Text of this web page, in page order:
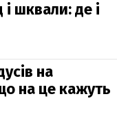
шквали: де і
на
на це кажуть